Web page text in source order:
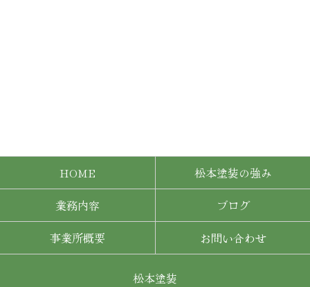
HOME
松本塗装の強み
業務内容
ブログ
事業所概要
お問い合わせ
松本塗装